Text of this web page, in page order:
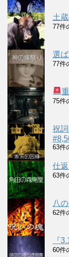
土
77件
選
77件
75件
祝
63件
仕
63件
八
62件
『
60件